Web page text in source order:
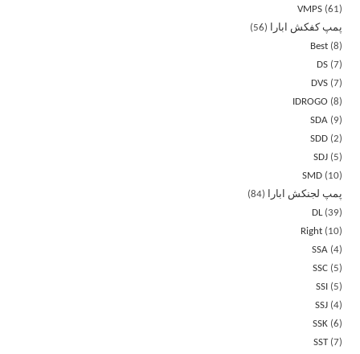
VMPS 61
پمپ کفکش ابارا
56
Best 8
DS 7
DVS 7
IDROGO
8
SDA
9
SDD 2
SDJ
5
SMD
10
پمپ لجنکش ابارا
84
DL 39
Right
10
SSA 4
SSC
5
SSI
5
SSJ 4
SSK 6
SST 7